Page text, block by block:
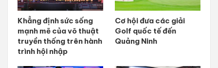
Khẳng định sức sống
mạnh mẽ của võ thuật
truyền thống trên hành
trình hội nhập
Cơ hội đưa các giải
Golf quốc tế đến
Quảng Ninh